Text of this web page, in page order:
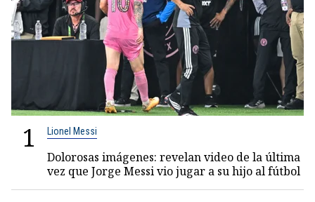
1 Lionel Messi
Dolorosas imágenes: revelan video de la última
vez que Jorge Messi vio jugar a su hijo al fútbol